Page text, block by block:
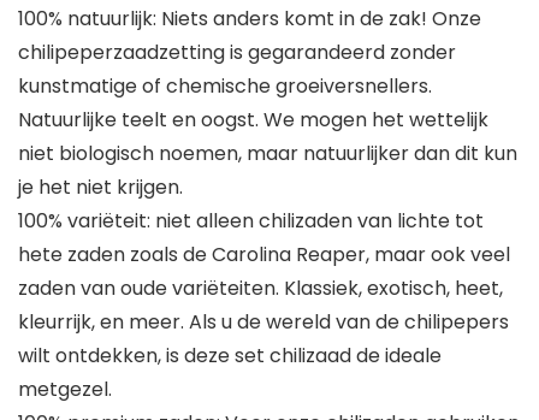
100% natuurlijk: Niets anders komt in de zak! Onze
chilipeperzaadzetting is gegarandeerd zonder
kunstmatige of chemische groeiversnellers.
Natuurlijke teelt en oogst. We mogen het wettelijk
niet biologisch noemen, maar natuurlijker dan dit kun
je het niet krijgen.
100% variëteit: niet alleen chilizaden van lichte tot
hete zaden zoals de Carolina Reaper, maar ook veel
zaden van oude variëteiten. Klassiek, exotisch, heet,
kleurrijk, en meer. Als u de wereld van de chilipepers
wilt ontdekken, is deze set chilizaad de ideale
metgezel.